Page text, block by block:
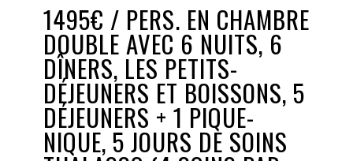
1495€ / PERS. EN CHAMBRE
DOUBLE AVEC 6 NUITS, 6
DÎNERS, LES PETITS-
DÉJEUNERS ET BOISSONS, 5
DÉJEUNERS + 1 PIQUE-
NIQUE, 5 JOURS DE SOINS